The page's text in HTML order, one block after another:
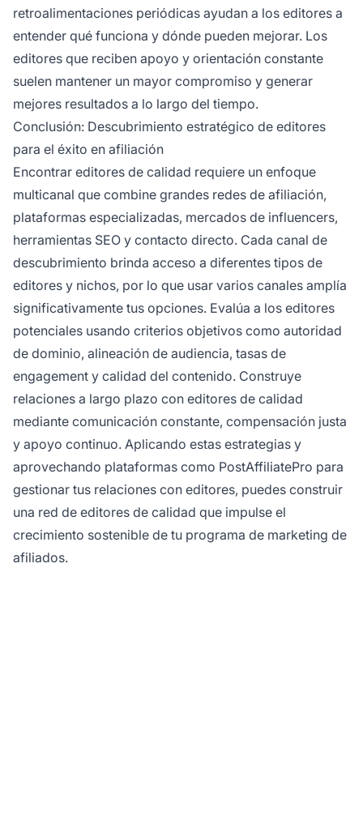
retroalimentaciones periódicas ayudan a los editores a
entender qué funciona y dónde pueden mejorar. Los
editores que reciben apoyo y orientación constante
suelen mantener un mayor compromiso y generar
mejores resultados a lo largo del tiempo.
Conclusión: Descubrimiento estratégico de editores
para el éxito en afiliación
Encontrar editores de calidad requiere un enfoque
multicanal que combine grandes redes de afiliación,
plataformas especializadas, mercados de influencers,
herramientas SEO y contacto directo. Cada canal de
descubrimiento brinda acceso a diferentes tipos de
editores y nichos, por lo que usar varios canales amplía
significativamente tus opciones. Evalúa a los editores
potenciales usando criterios objetivos como autoridad
de dominio, alineación de audiencia, tasas de
engagement y calidad del contenido. Construye
relaciones a largo plazo con editores de calidad
mediante comunicación constante, compensación justa
y apoyo continuo. Aplicando estas estrategias y
aprovechando plataformas como PostAffiliatePro para
gestionar tus relaciones con editores, puedes construir
una red de editores de calidad que impulse el
crecimiento sostenible de tu programa de marketing de
afiliados.